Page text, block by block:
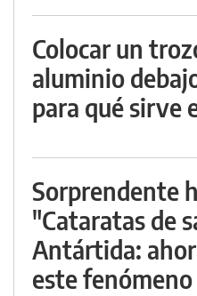
Colocar un
aluminio
para qué sirve
Sorprendente
"Cataratas de
Antártida:
este